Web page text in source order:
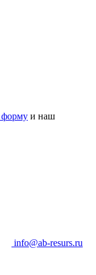
форму и наш
info@ab-resurs.ru